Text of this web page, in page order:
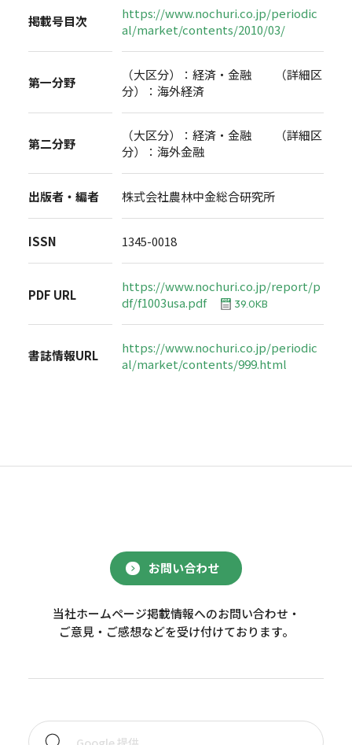
掲載号目次
https://www.nochuri.co.jp/periodic
al/market/contents/2010/03/
第一分野
（大区分）：経済・金融 （詳細区
分）：海外経済
第二分野
（大区分）：経済・金融 （詳細区
分）：海外金融
出版者・編者 株式会社農林中金総合研究所
ISSN 1345-0018
PDF URL
https://www.nochuri.co.jp/report/p
df/f1003usa.pdf
39.0KB
書誌情報URL
https://www.nochuri.co.jp/periodic
al/market/contents/999.html
お問い合わせ
当社ホームページ掲載情報へのお問い合わせ・
ご意見・ご感想などを受け付けております。